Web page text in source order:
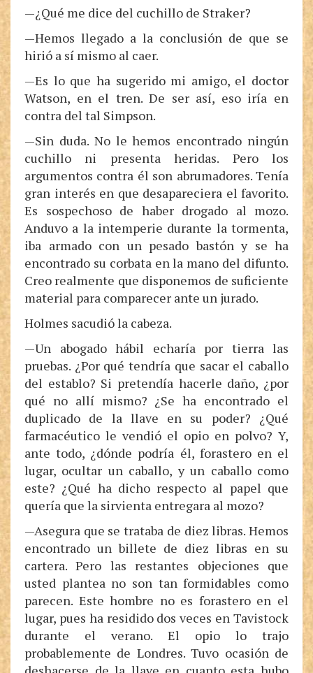
—¿Qué me dice del cuchillo de Straker?
—Hemos llegado a la conclusión de que se
hirió a sí mismo al caer.
—Es lo que ha sugerido mi amigo, el doctor
Watson, en el tren. De ser así, eso iría en
contra del tal Simpson.
—Sin duda. No le hemos encontrado ningún
cuchillo ni presenta heridas. Pero los
argumentos contra él son abrumadores. Tenía
gran interés en que desapareciera el favorito.
Es sospechoso de haber drogado al mozo.
Anduvo a la intemperie durante la tormenta,
iba armado con un pesado bastón y se ha
encontrado su corbata en la mano del difunto.
Creo realmente que disponemos de suficiente
material para comparecer ante un jurado.
Holmes sacudió la cabeza.
—Un abogado hábil echaría por tierra las
pruebas. ¿Por qué tendría que sacar el caballo
del establo? Si pretendía hacerle daño, ¿por
qué no allí mismo? ¿Se ha encontrado el
duplicado de la llave en su poder? ¿Qué
farmacéutico le vendió el opio en polvo? Y,
ante todo, ¿dónde podría él, forastero en el
lugar, ocultar un caballo, y un caballo como
este? ¿Qué ha dicho respecto al papel que
quería que la sirvienta entregara al mozo?
—Asegura que se trataba de diez libras. Hemos
encontrado un billete de diez libras en su
cartera. Pero las restantes objeciones que
usted plantea no son tan formidables como
parecen. Este hombre no es forastero en el
lugar, pues ha residido dos veces en Tavistock
durante el verano. El opio lo trajo
probablemente de Londres. Tuvo ocasión de